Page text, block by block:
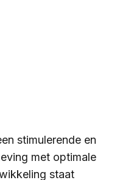
HET STEDELIJK
stimulerende en
met optimale
staat